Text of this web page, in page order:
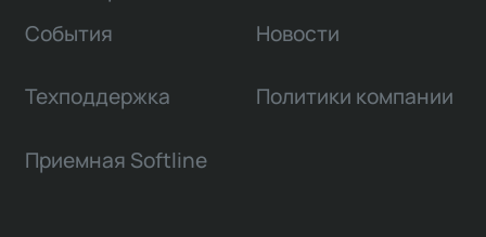
События Новости
Техподдержка Политики компании
Приемная Softline